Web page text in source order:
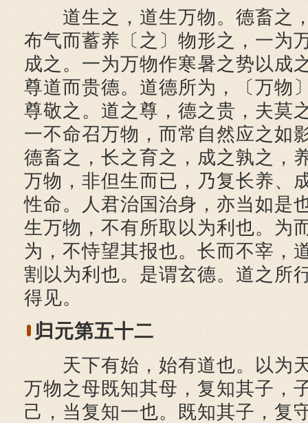
道生之，道生万物。德畜之
布气而蓄养〔之〕物形之，一为
成之。一为万物作寒暑之势以成
尊道而贵德。道德所为，〔万物
尊敬之。道之尊，德之贵，夫莫
一不命召万物，而常自然应之如
德畜之，长之育之，成之孰之，
万物，非但生而已，乃复长养、
性命。人君治国治身，亦当如是
生万物，不有所取以为利也。为
为，不恃望其报也。长而不宰，
割以为利也。是谓玄德。道之所
得见。
归元第五十二
天下有始，始有道也。以为
万物之母既知其母，复知其子，
己，当复知一也。既知其子，复